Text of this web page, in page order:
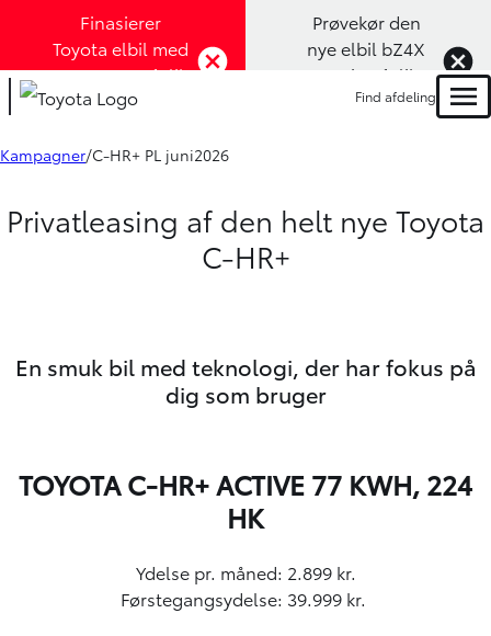
Finasierer
Toyota elbil med
1,99% rente (Klik
her)
Prøvekør den
nye elbil bZ4X
Touring (Klik
her)
Find afdeling
Kampagner C-HR+ PL juni2026
Privatleasing af den helt nye Toyota
C-HR+
En smuk bil med teknologi, der har fokus på
dig som bruger
TOYOTA C-HR+ ACTIVE 77 KWH, 224
HK
Ydelse pr. måned: 2.899 kr.
Førstegangsydelse: 39.999 kr.